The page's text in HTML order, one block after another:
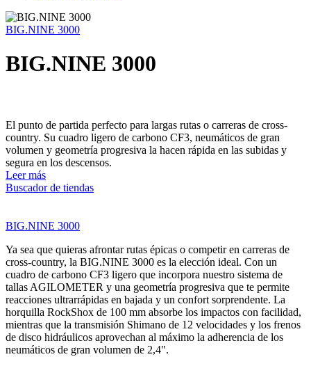
BIG.NINE 3000
BIG.NINE 3000
El punto de partida perfecto para largas rutas o carreras de cross-
country. Su cuadro ligero de carbono CF3, neumáticos de gran
volumen y geometría progresiva la hacen rápida en las subidas y
segura en los descensos.
Leer más
Buscador de tiendas
BIG.NINE 3000
Ya sea que quieras afrontar rutas épicas o competir en carreras de
cross-country, la BIG.NINE 3000 es la elección ideal. Con un
cuadro de carbono CF3 ligero que incorpora nuestro sistema de
tallas AGILOMETER y una geometría progresiva que te permite
reacciones ultrarrápidas en bajada y un confort sorprendente. La
horquilla RockShox de 100 mm absorbe los impactos con facilidad,
mientras que la transmisión Shimano de 12 velocidades y los frenos
de disco hidráulicos aprovechan al máximo la adherencia de los
neumáticos de gran volumen de 2,4".